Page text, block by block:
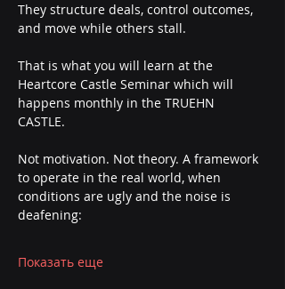
They structure deals, control outcomes,
and move while others stall.
That is what you will learn at the
Heartcore Castle Seminar which will
happens monthly in the TRUEHN
CASTLE.
Not motivation. Not theory. A framework
to operate in the real world, when
conditions are ugly and the noise is
deafening:
Показать еще